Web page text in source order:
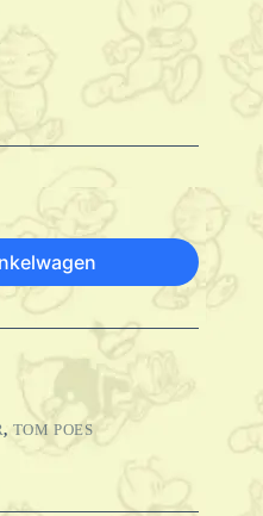
, TOM POES